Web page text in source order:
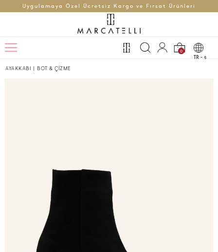
Uygulamaya Özel Ücretsiz Kargo ve Fırsat Ürünleri
0
TR - t
AYAKKABI | BOT & ÇİZME